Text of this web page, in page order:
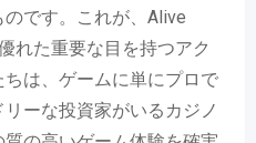
です。これが、Alive
れた重要な目を持つアク
は、ゲームに単にプロで
ーな投資家がいるカジノ